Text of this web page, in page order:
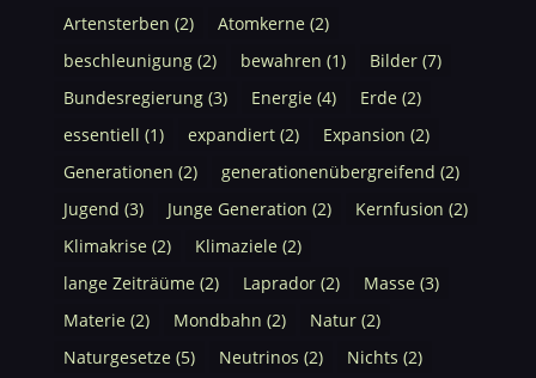
Artensterben (2) Atomkerne(2)
beschleunigung(2) bewahren (1) Bilder(7)
Bundesregierung(3) Energie(4) Erde(2)
essentiell (1) expandiert(2) Expansion (2)
Generationen (2) generationenübergreifend (2)
Jugend (3) Junge Generation (2) Kernfusion (2)
Klimakrise(2) Klimaziele(2)
lange Zeiträüme(2) Laprador(2) Masse(3)
Materie(2) Mondbahn (2) Natur(2)
Naturgesetze(5) Neutrinos (2) Nichts (2)